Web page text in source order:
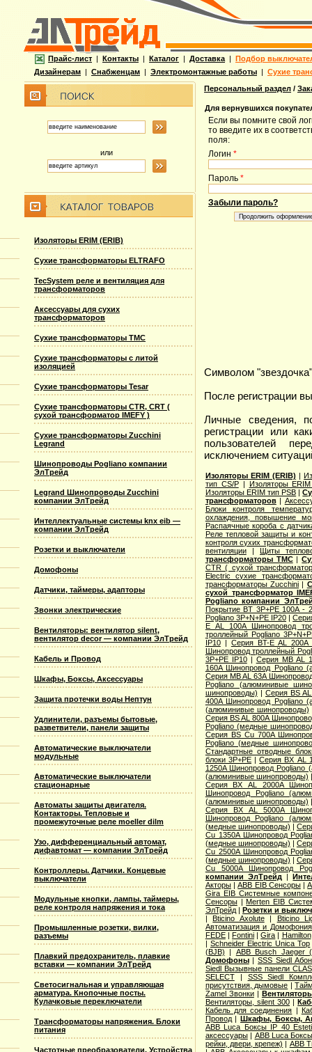
Прайс-лист | Контакты | Каталог | Доставка | Подбор
Дизайнерам | Снабженцам | Электромонтажные работы | Сухие
или
Изоляторы ERIM (ERIB)
Сухие трансформаторы ELTRAFO
TecSystem реле и вентиляция для
трансформаторов
Аксессуары для сухих
трансформаторов
Сухие трансформаторы TMC
Сухие трансформаторы с литой
изоляцией
Сухие трансформаторы Tesar
Сухие трансформаторы CTR, CRT (
сухой трансформатор IMEFY )
Сухие трансформаторы Zucchini
Legrand
Шинопроводы Pogliano компании
ЭлТрейд
Legrand Шинопроводы Zucchini
компании ЭлТрейд
Интеллектуальные системы knx eib —
компании ЭлТрейд
Розетки и выключатели
Домофоны
Датчики, таймеры, адапторы
Звонки электрические
Вентиляторы: вентилятор silent,
вентилятор decor — компании ЭлТрейд
Кабель и Провод
Шкафы, Боксы, Аксессуары
Защита протечки воды Нептун
Удлинители, разъемы бытовые,
разветвители, панели защиты
Автоматические выключатели
модульные
Автоматические выключатели
стационарные
Автоматы защиты двигателя.
Контакторы. Тепловые и
промежуточные реле moeller dilm
Узо, дифференциальный автомат,
дифавтомат — компании ЭлТрейд
Контроллеры. Датчики. Концевые
выключатели
Модульные кнопки, лампы, таймеры,
реле контроля напряжения и тока
Промышленные розетки, вилки,
разъемы
Плавкий предохранитель, плавкие
вставки — компании ЭлТрейд
Светосигнальная и управляющая
арматура. Кнопочные посты.
Кулачковые переключатели
Трансформаторы напряжения. Блоки
питания
Частотные преобразователи. Устройства
Персональный раздел /
Для вернувшихся
Если вы помните свой
то введите их в
поля:
Логин *
Пароль *
Забыли пароль?
Символом
После регистрации
Личные сведения,
регистрации или
пользователей
исключением
Изоляторы ERIM (ERIB) |
тип CS/P| Изоляторы
Изоляторы ERIM тип PSB |
трансформаторов|
Блоки контроля
охлаждения, повышение
Распаячные короба с
Реле тепловой защиты и
контроля сухих
вентиляции|Щиты
трансформаторы TMC|
CTR ( сухой
Electric cухие
трансформаторы Zucchini |
сухой трансформатор
Pogliano компании
Покрытие BT 3P+PE 100A -
Pogliano 3P+N+PE IP20|
E AL 100A Шинопровод
троллейный Pogliano
IP10| Серия BT-E AL 200A
Шинопровод троллейный
3P+PE IP10| Серия MB AL
160A Шинопровод Pogliano
Серия MB AL 63A
Pogliano (алюминивые
шинопроводы) |Серия ВS
400A Шинопровод Pogliano
(алюминивые шинопроводы)
Серия ВS AL 800A
Pogliano (медные
Серия ВS Cu 700A
Pogliano (медные
Стандартные отводные
блоки 3P+PE|Серия ВХ AL
1250A Шинопровод
(алюминивые шинопроводы)
Серия ВХ AL 2000A
Шинопровод Pogliano
(алюминивые шинопроводы)
Серия ВХ AL 5000A
Шинопровод Pogliano
(медные шинопроводы) |
Cu 1350A Шинопровод
(медные шинопроводы) |
Cu 2500A Шинопровод
(медные шинопроводы) |
Cu 5000A Шинопровод
компании ЭлТрейд |
Акторы|ABB EIB Сенсоры|
Gira EIB Системные
Сенсоры|Merten EIB
ЭлТрейд|Розетки и
|Bticino Axolute| Bticino
Автоматизация и Домофония
FEDE|Fontini |Gira | Hamilton
| Schneider Electric Unica Top
(BJB) | АВВ Busch Jaeger
Домофоны|SSS Siedl
Siedl Вызывные панели
SELECT| SSS Siedl
присутствия, дымовые |
Zamel Звонки|
Вентиляторы, silent 300 |
Кабель для соединения |
Провод| Шкафы, Боксы,
ABB Luca Боксы IP 40
аксессуары| ABB Luca
рейки, двери, крепеж) | ABB